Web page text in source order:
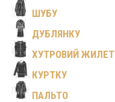
ШУБУ
ДУБЛЯНКУ
ХУТРОВИЙ ЖИЛЕТ
КУРТКУ
ПАЛЬТО